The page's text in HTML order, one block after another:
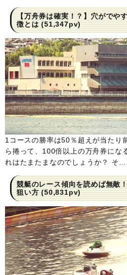
【万舟券は確実！？】穴がでや
徴とは(51,347pv)
1コースの勝率は50％超えが当たり
ら捲って、100倍以上の万舟券にな
れはたまたまなのでしょうか？ そ...
競艇のレース傾向を読めば無敵
狙い方(50,831pv)